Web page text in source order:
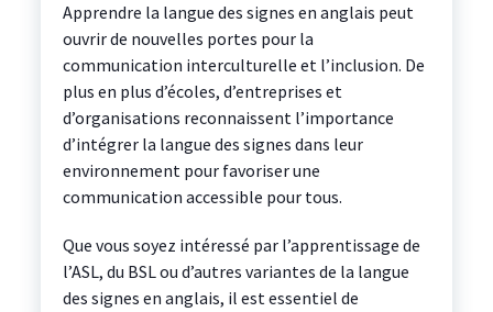
Apprendre la langue des signes en anglais peut
ouvrir de nouvelles portes pour la
communication interculturelle et l’inclusion. De
plus en plus d’écoles, d’entreprises et
d’organisations reconnaissent l’importance
d’intégrer la langue des signes dans leur
environnement pour favoriser une
communication accessible pour tous.
Que vous soyez intéressé par l’apprentissage de
l’ASL, du BSL ou d’autres variantes de la langue
des signes en anglais, il est essentiel de